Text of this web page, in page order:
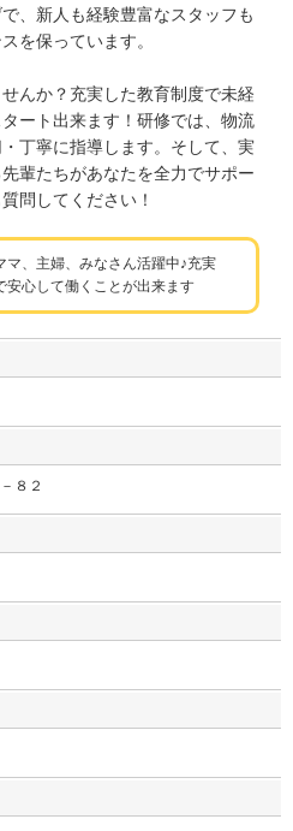
、新人も経験豊富なスタッフも
を保っています。
んか？充実した教育制度で未経
ート出来ます！研修では、物流
丁寧に指導します。そして、実
輩たちがあなたを全力でサポー
問してください！
、主婦、みなさん活躍中♪充実
安心して働くことが出来ます
８２